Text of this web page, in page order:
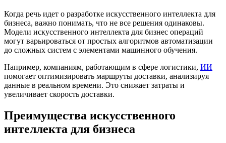
Когда речь идет о разработке искусственного интеллекта для
бизнеса, важно понимать, что не все решения одинаковы.
Модели искусственного интеллекта для бизнес операций
могут варьироваться от простых алгоритмов автоматизации
до сложных систем с элементами машинного обучения.
Например, компаниям, работающим в сфере логистики, ИИ
помогает оптимизировать маршруты доставки, анализируя
данные в реальном времени. Это снижает затраты и
увеличивает скорость доставки.
Преимущества искусственного
интеллекта для бизнеса